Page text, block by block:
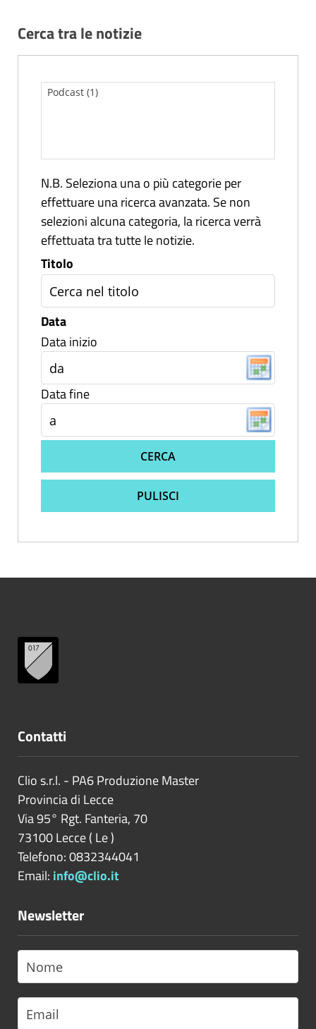
Cerca tra le notizie
N.B. Seleziona una o più categorie per
effettuare una ricerca avanzata. Se non
selezioni alcuna categoria, la ricerca verrà
effettuata tra tutte le notizie.
Titolo
Data
Data inizio
Data fine
CERCA
PULISCI
Contatti
Clio s.r.l. - PA6 Produzione Master
Provincia di Lecce
Via 95° Rgt. Fanteria, 70
73100Lecce( Le)
Telefono: 0832344041
Email: info@clio.it
Newsletter